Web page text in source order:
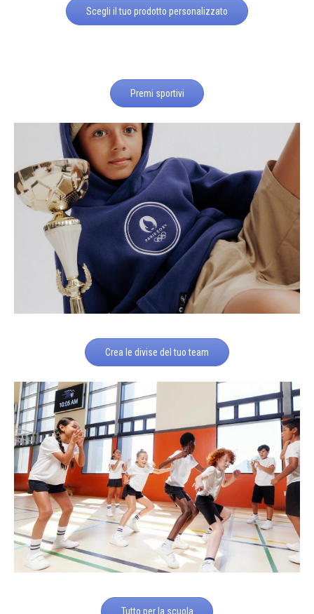
Scegli il tuo prodotto personalizzato
Premi sportivi
Crea le divise del tuo team
Tutto per la scuola